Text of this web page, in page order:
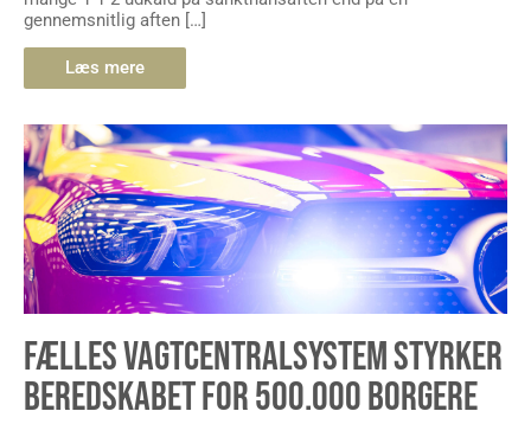
gennemsnitlig aften […]
Læs mere
FÆLLES VAGTCENTRALSYSTEM STYRKER
BEREDSKABET FOR 500.000 BORGERE